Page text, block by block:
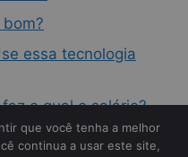
essa tecnologia
e qual o salário?
que você tenha a melhor
continua a usar este site,